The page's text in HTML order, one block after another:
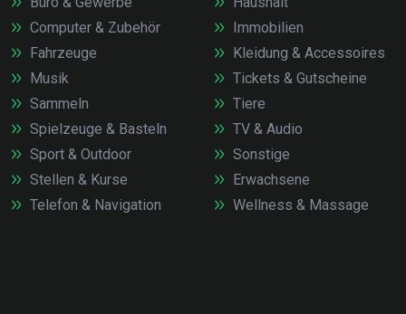
Computer & Zubehör
Fahrzeuge
Immobilien
Kleidung & Accessoires
Musik
Sammeln
Spielzeuge & Basteln
Sport & Outdoor
Stellen & Kurse
Telefon & Navigation
Tickets & Gutscheine
Tiere
TV & Audio
Sonstige
Erwachsene
Wellness & Massage